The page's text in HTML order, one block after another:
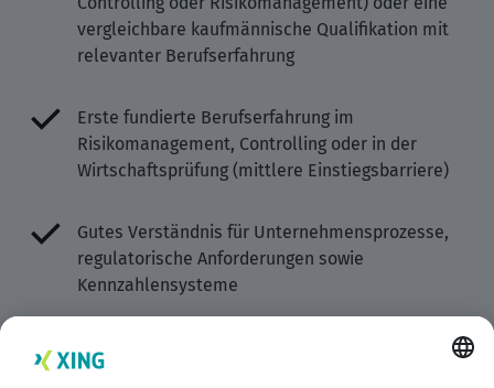
vergleichbare kaufmännische Qualifikation mit
relevanter Berufserfahrung
Erste fundierte Berufserfahrung im
Risikomanagement, Controlling oder in der
Wirtschaftsprüfung (mittlere Einstiegsbarriere)
Gutes Verständnis für Unternehmensprozesse,
regulatorische Anforderungen sowie
Kennzahlensysteme
Sicherer Umgang mit MS Office (insbesondere
Excel) sowie idealerweise Kenntnisse in gängigen